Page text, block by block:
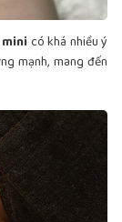
có khá nhiều ý
mạnh, mang đến